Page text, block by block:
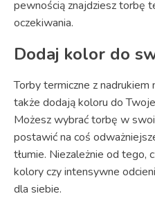
pewnością znajdziesz torbę
oczekiwania.
Dodaj kolor do
Torby termiczne z
także dodają koloru do
Możesz wybrać torbę w
postawić na coś
tłumie. Niezależnie od tego,
kolory czy intensywne
dla siebie.